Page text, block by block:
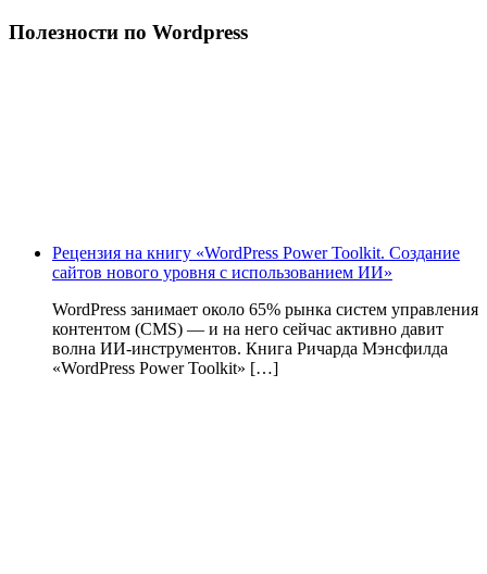
Полезности по Wordpress
Рецензия на книгу «WordPress Power Toolkit. Создание
сайтов нового уровня с использованием ИИ»
WordPress занимает около 65% рынка систем управления
контентом (CMS) — и на него сейчас активно давит
волна ИИ‑инструментов. Книга Ричарда Мэнсфилда
«WordPress Power Toolkit» […]